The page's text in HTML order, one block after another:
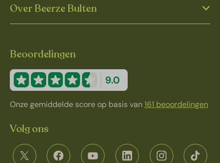
Over Beerze Bulten
Beoordelingen
9.0
Onze gemiddelde score op basis van161 beoordelingen
Volg ons